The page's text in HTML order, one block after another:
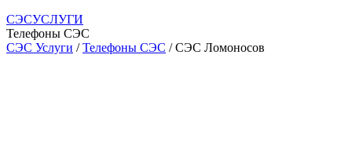
СЭСУСЛУГИ
Телефоны СЭС
СЭС Услуги /Телефоны СЭС / СЭС Ломоносов